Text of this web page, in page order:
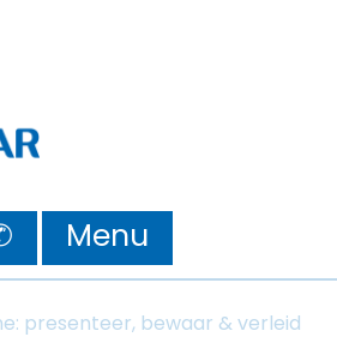
Menu
presenteer, bewaar & verleid